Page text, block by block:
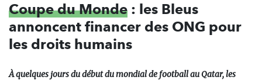
Coupe du Monde : les Bleus
annoncent financer des ONG pour
les droits humains
À quelques jours du début du mondial de football au Qatar, les